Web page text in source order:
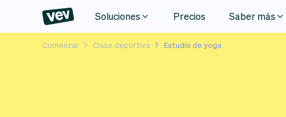
Soluciones Precios Saber más
Comenzar Clase deportiva Estudio de yoga